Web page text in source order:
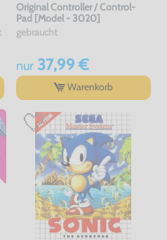
Original Controller / Control-
Pad [Model - 3020]
gebraucht
nur37,99 €
Warenkorb